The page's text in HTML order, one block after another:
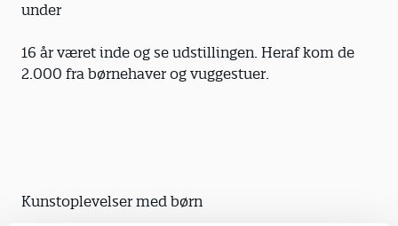
under
16 år været inde og se udstillingen. Heraf kom de
2.000 fra børnehaver og vuggestuer.
Kunstoplevelser med børn